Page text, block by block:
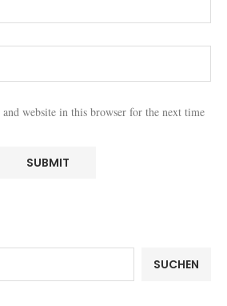
website in this browser for the next time
SUCHEN